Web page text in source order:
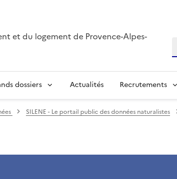
et du logement de Provence-Alpes-
dossiers Actualités Recrutements
SILENE - Le portail public des données naturalistes